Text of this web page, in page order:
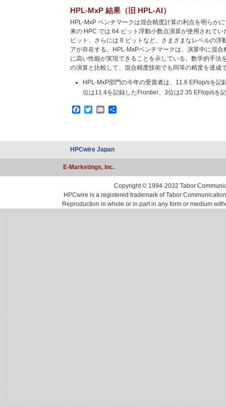
HPL-MxP 結果（旧 HPL-AI）
HPL-MxP ベンチマークは混合精度計算の利点を明らか
来の HPC では 64 ビット浮動小数点演算が使用されて
ビット、さらには 8 ビットなど、さまざまなレベルの浮
アが存在する。HPL-MxPベンチマークは、演算中に混
に高い性能が実現できることを示している。数学的手法
の演算と比較して、混合精度技術でも同等の精度を達成
HPL-MxP部門の今年の受賞者は、11.6 EFlop/sを記
位は11.4を記録したFrontier、3位は2.35 EFlop/sを
Facebook
TwitterEmail
共
HPCwire Japan
E-Marketings, Inc.
Copyright © 1994-2032 Tabor
HPCwire is a registered trademark of Tabor
Reproduction in whole or in part in any form or medium